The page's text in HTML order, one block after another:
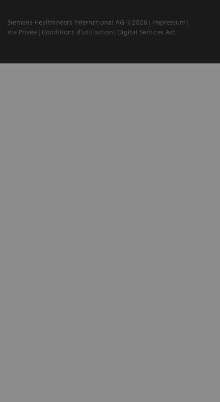
Siemens Healthineers International AG ©2026
Impressum
Vie Privée
Conditions d'utilisation Digital Services Act